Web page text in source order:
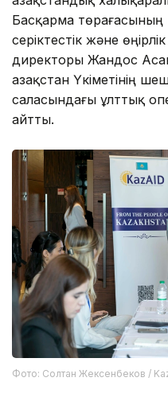
Басқарма төрағасының
серіктестік және
директоры Жандос
Қазақстан Үкіметінің
саласындағы ұлттық
айтты.
Фото: Солтан Жексенбеков /